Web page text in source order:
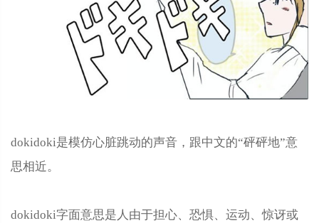
dokidoki是模仿心脏跳动的声音，跟中文的“砰砰地”意
思相近。
dokidoki字面意思是人由于担心、恐惧、运动、惊讶或